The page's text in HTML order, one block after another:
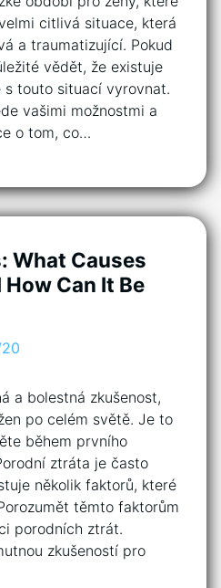
citlivá situace, která
a traumatizující. Pokud
vědět, že existuje
s touto situací vyrovnat.
vašimi možnostmi a
o tom, co…
What Causes
Can It Be
a bolestná zkušenost,
po celém světě. Je to
během prvního
ztráta je často
několik faktorů, které
těmto faktorům
porodních ztrát.
zkušeností pro